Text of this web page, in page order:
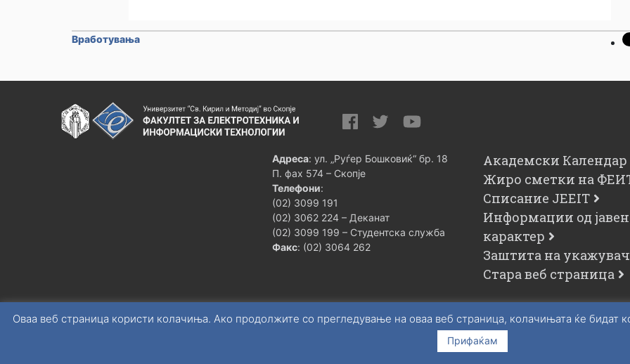
Вработувања
Адреса: ул. „Руѓер Бошковиќ“ бр. 18
П. фах 574 – Скопје
Телефони:
(02) 3099 191
(02) 3062 224 – Деканат
(02) 3099 199 – Студентска служба
Факс: (02) 3064 262
Академски Календар
Жиро сметки на
Списание JEEIT
Информации од јавен
карактер
Заштита на
Стара веб страница
Оваа веб страница користи колачиња. Ако продолжите со прегледување на оваа веб страница, колачињата ќе бидат
Прифаќам